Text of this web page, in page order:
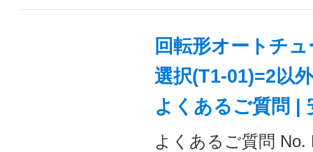
回転形オートチ
選択(T1-01)=2以
よくあるご質問 |
よくあるご質問